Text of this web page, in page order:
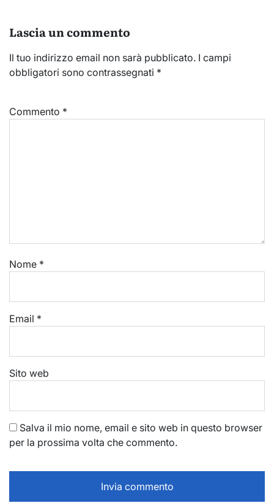
Lascia un commento
Il tuo indirizzo email non sarà pubblicato. I campi
obbligatori sono contrassegnati *
Commento *
Nome *
Email *
Sito web
Salva il mio nome, email e sito web in questo browser
per la prossima volta che commento.